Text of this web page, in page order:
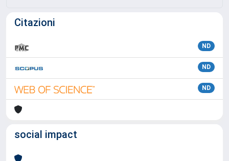
Citazioni
ND
ND
ND
social impact